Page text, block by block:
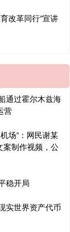
改革同行”宣讲
通过霍尔木兹海
营
场”：网民谢某
案制作视频，公
稳开局
实世界资产代币